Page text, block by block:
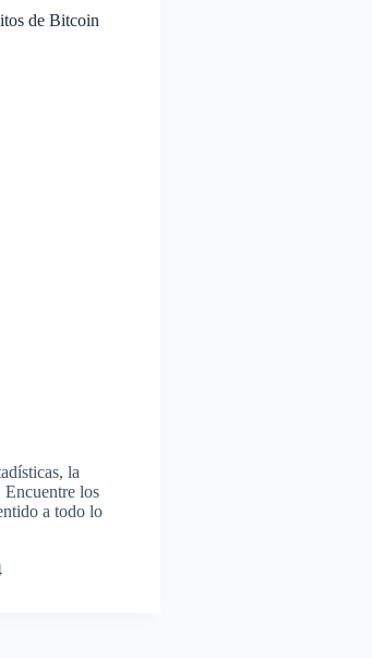
de Bitcoin
la
los
a todo lo